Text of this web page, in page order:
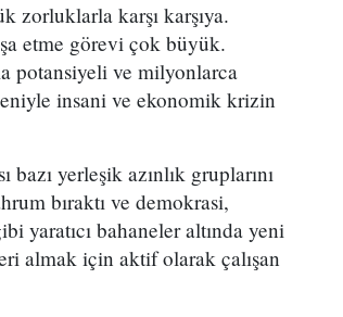
zorluklarla karşı karşıya.
etme görevi çok büyük.
potansiyeli ve milyonlarca
insani ve ekonomik krizin
bazı yerleşik azınlık gruplarını
bıraktı ve demokrasi,
yaratıcı bahaneler altında yeni
almak için aktif olarak çalışan